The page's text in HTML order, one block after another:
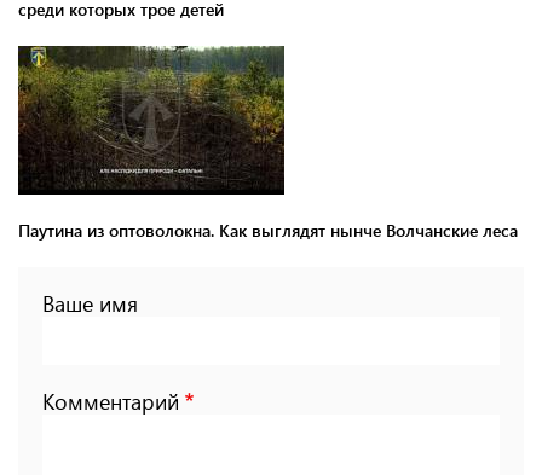
среди которых трое детей
Паутина из оптоволокна. Как выглядят нынче Волчанские леса
Ваше имя
Комментарий